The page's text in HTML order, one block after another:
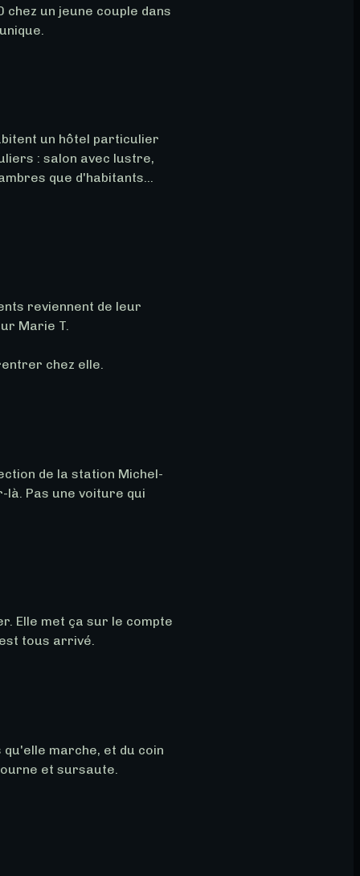
chez un jeune couple dans
un hôtel particulier
: salon avec lustre,
que d'habitants...
reviennent de leur
Marie T.
chez elle.
de la station Michel-
là. Pas une voiture qui
Elle met ça sur le compte
tous arrivé.
qu'elle marche, et du coin
et sursaute.